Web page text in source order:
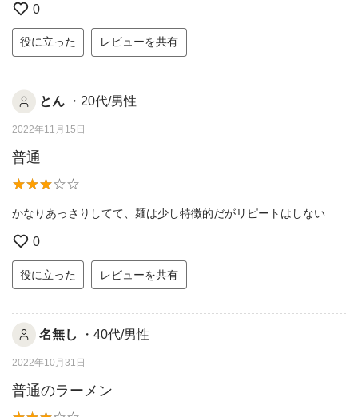
0
役に立った レビューを共有
とん ・20代/男性
2022年11月15日
普通
かなりあっさりしてて、麺は少し特徴的だがリピートはしない
0
役に立った レビューを共有
名無し ・40代/男性
2022年10月31日
普通のラーメン